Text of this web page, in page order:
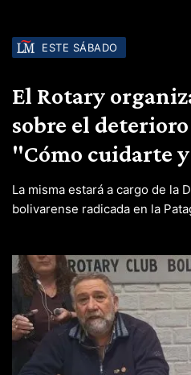
ESTE SÁBADO
El Rotary
sobre el
"Cómo cuidarte
La misma estará a cargo de la
bolivarense radicada en la